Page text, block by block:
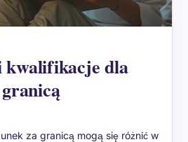
kwalifikacje dla
za granicą mogą się różnić w